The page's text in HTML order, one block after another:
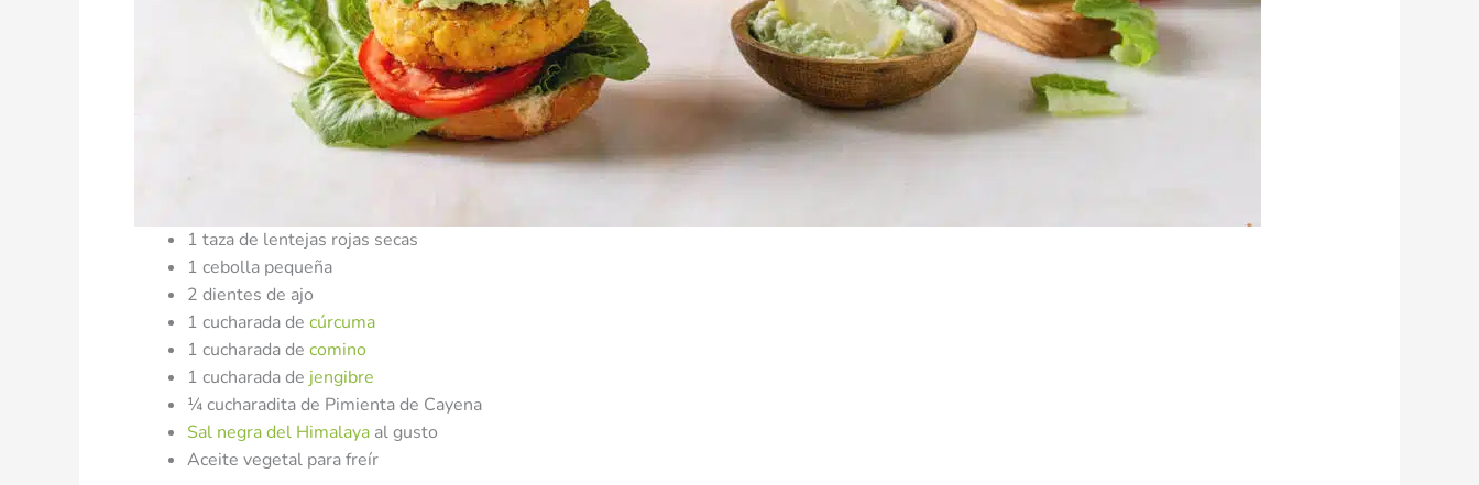
1 taza de lentejas rojas secas
1 cebolla pequeña
2 dientes de ajo
1 cucharada de cúrcuma
1 cucharada de comino
1 cucharada de jengibre
¼ cucharadita de Pimienta de Cayena
Sal negra del Himalaya al gusto
Aceite vegetal para freír